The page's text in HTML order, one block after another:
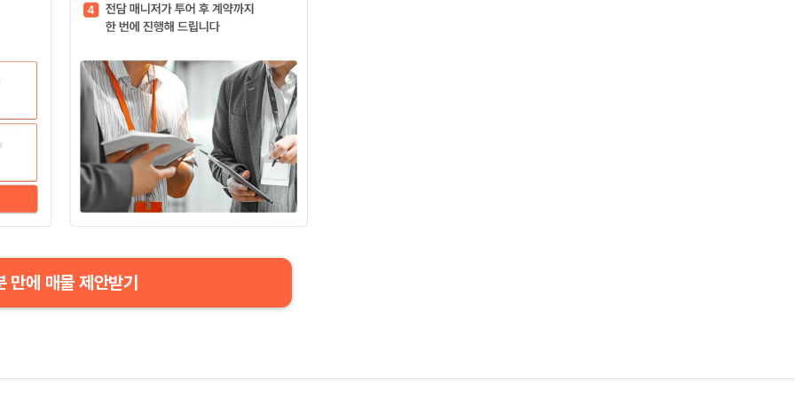
만에 매물 제안받기